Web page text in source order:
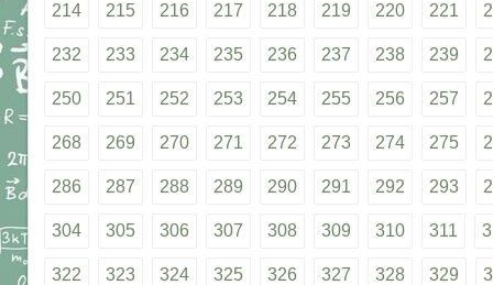
214 215 216 217 218 219 220 221
232 233 234 235 236 237 238 239
250 251 252 253 254 255 256 257
268 269 270 271 272 273 274 275
286 287 288 289 290 291 292 293
304 305 306 307 308 309 310 311
322 323 324 325 326 327 328 329